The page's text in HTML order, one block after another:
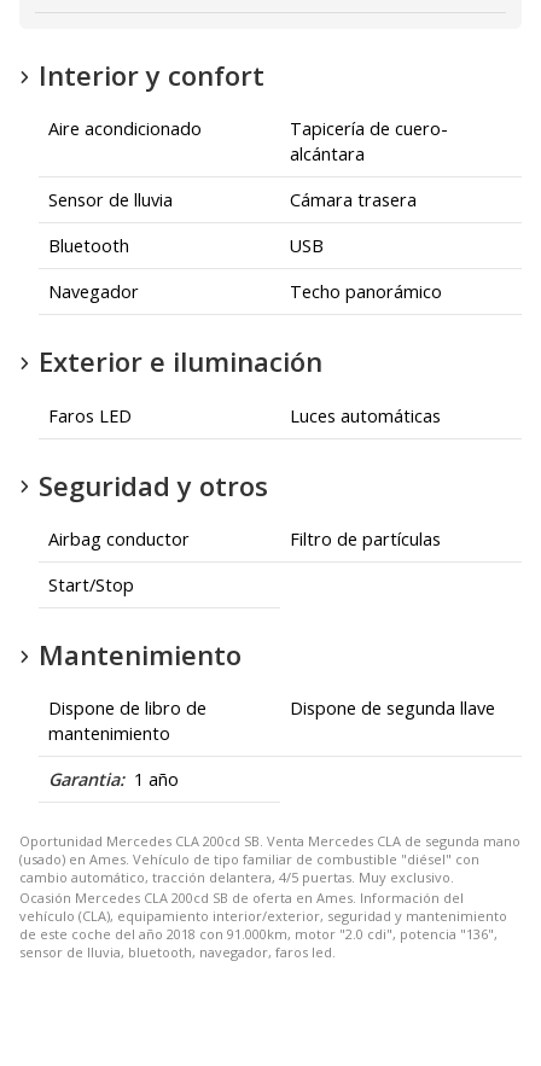
Interior y confort
Aire acondicionado
Tapicería de cuero-
alcántara
Sensor de lluvia
Cámara trasera
Bluetooth
USB
Navegador
Techo panorámico
Exterior e iluminación
Faros LED Luces automáticas
Seguridad y otros
Airbag conductor
Filtro de partículas
Start/Stop
Mantenimiento
Dispone de libro de
mantenimiento
Dispone de segunda llave
Garantia: 1 año
Oportunidad Mercedes CLA 200cd SB. Venta Mercedes CLA de segunda mano
(usado) en Ames. Vehículo de tipo familiar de combustible "diésel" con
cambio automático, tracción delantera, 4/5 puertas. Muy exclusivo.
Ocasión Mercedes CLA 200cd SB de oferta en Ames. Información del
vehículo (CLA), equipamiento interior/exterior, seguridad y mantenimiento
de este coche del año 2018 con 91.000km, motor "2.0 cdi", potencia "136",
sensor de lluvia, bluetooth, navegador, faros led.